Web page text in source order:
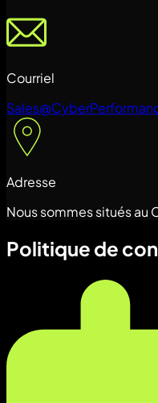
Courriel
Adresse
Nous sommes situés au
Politique de